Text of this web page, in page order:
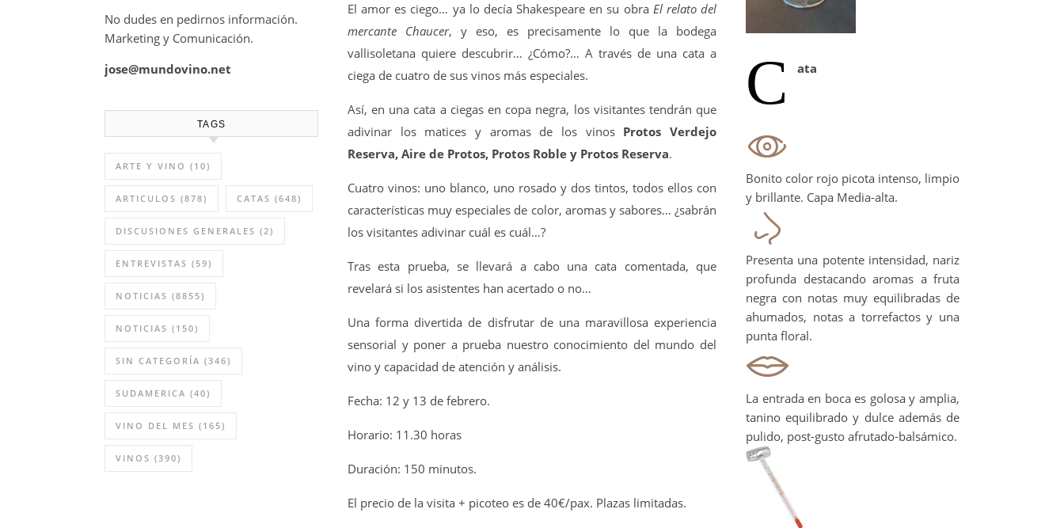
No dudes en pedirnos información.
Marketing y Comunicación.
jose@mundovino.net
TAGS
ARTE Y VINO (10)
ARTICULOS (878) CATAS (648)
DISCUSIONES GENERALES (2)
ENTREVISTAS (59)
NOTICIAS (8855)
NOTICIAS (150)
SIN CATEGORÍA (346)
SUDAMERICA (40)
VINO DEL MES (165)
VINOS (390)
El amor es ciego… ya lo decía Shakespeare en su obra El relato del
mercante Chaucer, y eso, es precisamente lo que la bodega
vallisoletana quiere descubrir… ¿Cómo?… A través de una cata a
ciega de cuatro de sus vinos más especiales.
Así, en una cata a ciegas en copa negra, los visitantes tendrán que
adivinar los matices y aromas de los vinos Protos Verdejo
Reserva, Aire de Protos, Protos Roble y Protos Reserva.
Cuatro vinos: uno blanco, uno rosado y dos tintos, todos ellos con
características muy especiales de color, aromas y sabores… ¿sabrán
los visitantes adivinar cuál es cuál…?
Tras esta prueba, se llevará a cabo una cata comentada, que
revelará si los asistentes han acertado o no…
Una forma divertida de disfrutar de una maravillosa experiencia
sensorial y poner a prueba nuestro conocimiento del mundo del
vino y capacidad de atención y análisis.
Fecha: 12 y 13 de febrero.
Horario: 11.30 horas
Duración: 150 minutos.
El precio de la visita + picoteo es de 40€/pax. Plazas limitadas.
C ata
Bonito color rojo picota intenso, limpio
y brillante. Capa Media-alta.
Presenta una potente intensidad, nariz
profunda destacando aromas a fruta
negra con notas muy equilibradas de
ahumados, notas a torrefactos y una
punta floral.
La entrada en boca es golosa y amplia,
tanino equilibrado y dulce además de
pulido, post-gusto afrutado-balsámico.